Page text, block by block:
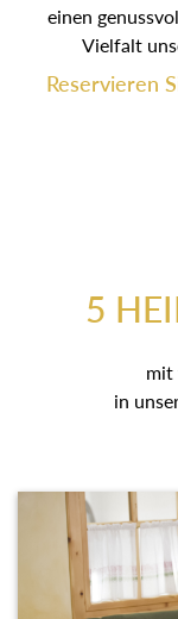
einen
Vielfalt
Reservieren
5
mit
in